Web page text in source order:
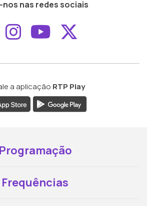
nos nas redes sociais
ao
Aceder ao
Aceder ao
a aplicação RTP Play
Programação
Frequências